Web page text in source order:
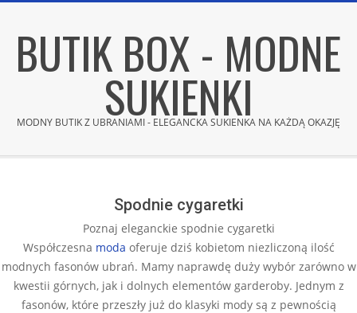
contentBUTIK BOX - MODNE
SUKIENKI
MODNY BUTIK Z UBRANIAMI - ELEGANCKA SUKIENKA NA KAŻDĄ OKAZJĘ
Spodnie cygaretki
Poznaj eleganckie spodnie cygaretki
Współczesna moda oferuje dziś kobietom niezliczoną ilość
modnych fasonów ubrań. Mamy naprawdę duży wybór zarówno w
kwestii górnych, jak i dolnych elementów garderoby. Jednym z
fasonów, które przeszły już do klasyki mody są z pewnością